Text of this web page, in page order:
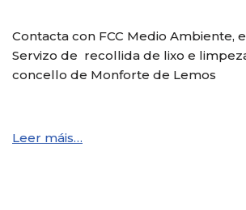
Contacta con FCC Medio Ambiente,
Servizo de recollida de lixo e
concello de Monforte de Lemos
Leer máis…